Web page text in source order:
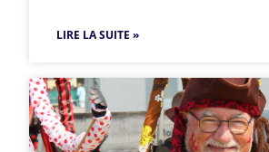
LIRE LA SUITE »